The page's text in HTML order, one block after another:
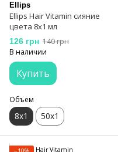
Ellips
Ellips Hair Vitamin сияние
цвета 8х1 мл
126 грн 140 грн
В наличии
Купить
Объем
8х1 50х1